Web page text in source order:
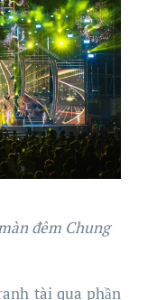
đêm Chung
tài qua phần